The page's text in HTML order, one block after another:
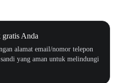
Anda
alamat email/nomor telepon
yang aman untuk melindungi